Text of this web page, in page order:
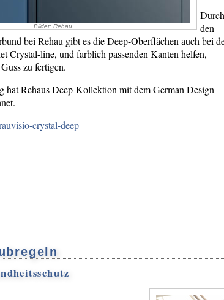
Bilder: Rehau
Durch
den
bei Rehau gibt es die Deep-Oberflächen auch bei
Crystal-line, und farblich passenden Kanten helfen,
zu fertigen.
hat Rehaus Deep-Kollektion mit dem German Design
crystal-deep